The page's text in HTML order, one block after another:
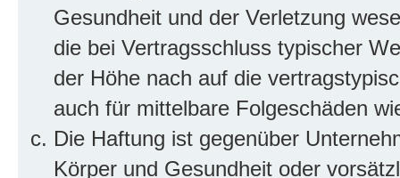
Gesundheit und der Verletzung
die bei Vertragsschluss typischer
der Höhe nach auf die
auch für mittelbare Folgeschäden
Die Haftung ist gegenüber
Körper und Gesundheit oder